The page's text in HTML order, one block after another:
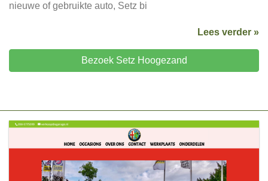
nieuwe of gebruikte auto, Setz bi
Lees verder »
Bezoek Setz Hoogezand